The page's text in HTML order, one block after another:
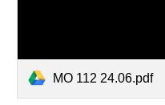
MO 112 24.06.pdf